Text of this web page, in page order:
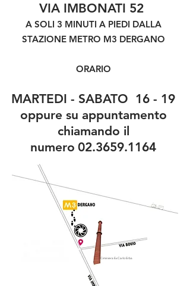
VIA IMBONATI 52
A SOLI 3 MINUTI A PIEDI DALLA
STAZIONE METRO M3 DERGANO
ORARIO
MARTEDI - SABATO 16 - 19
oppure su appuntamento
chiamando il
numero 02.3659.1164
Ciminiera Ex Carlo Erba